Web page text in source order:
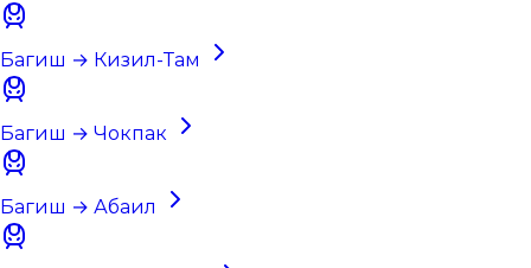
Багиш → Кизил-Там
Багиш → Чокпак
Багиш → Абаил